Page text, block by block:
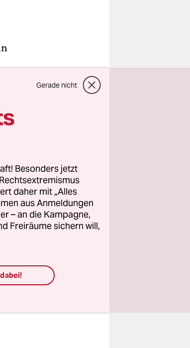
Gerade nicht
Besonders jetzt
daher mit „Alles
aus Anmeldungen
– an die Kampagne,
Freiräume sichern will,